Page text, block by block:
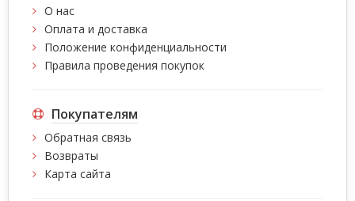
О нас
Оплата и доставка
Положение конфиденциальности
Правила проведения покупок
Покупателям
Обратная связь
Возвраты
Карта сайта